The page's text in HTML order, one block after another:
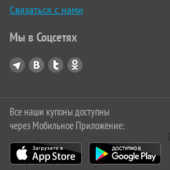
Связаться с нами
Мы в Соцсетях
Все наши купоны доступны
через Мобильное Приложение: